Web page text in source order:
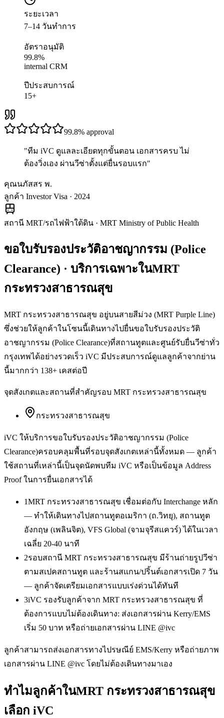
ระยะเวลา
7–14 วันทำการ
อัตราอนุมัติ
99.8%
internal CRM
ปีประสบการณ์
15+
99.8% approval
"ทีม iVC ดูแลละเอียดทุกขั้นตอน เอกสารครบ ไม่
ต้องวิ่งเอง ผ่านวีซ่าตั้งแต่ยื่นรอบแรก"
คุณนภัสสร พ.
ลูกค้า Investor Visa · 2024
สถานี MRT/รถไฟฟ้าใต้ดิน · MRT Ministry of Public Health
ขอใบรับรองประวัติอาชญากรรม (Police
Clearance) · บริการเฉพาะในMRT
กระทรวงสาธารณสุข
MRT กระทรวงสาธารณสุข อยู่บนสายสีม่วง (MRT Purple Line)
ซึ่งช่วยให้ลูกค้าในโซนนี้เดินทางไปยื่นขอใบรับรองประวัติ
อาชญากรรม (Police Clearance)ที่สถานทูตและศูนย์รับยื่นวีซ่าทั่ว
กรุงเทพได้อย่างรวดเร็ว iVC มีประสบการณ์ดูแลลูกค้าจากย่าน
นี้มากกว่า 138+ เคสต่อปี
จุดสังเกตและสถานที่สำคัญรอบ MRT กระทรวงสาธารณสุข
กระทรวงสาธารณสุข
iVC ให้บริการขอใบรับรองประวัติอาชญากรรม (Police
Clearance)ครอบคลุมพื้นที่รอบจุดสังเกตเหล่านี้ทั้งหมด — ลูกค้า
ใช้สถานที่เหล่านี้เป็นจุดนัดพบทีม iVC หรือเป็นข้อมูล Address
Proof ในการยื่นเอกสารได้
1MRT กระทรวงสาธารณสุข เชื่อมต่อกับ Interchange หลัก
— ทำให้เดินทางไปสถานทูตอเมริกา (ถ.วิทยุ), สถานทูต
อังกฤษ (เพลินจิต), VFS Global (จามจุรีสแควร์) ได้ในเวลา
เฉลี่ย 20-40 นาที
2รอบสถานี MRT กระทรวงสาธารณสุข มีร้านถ่ายรูปวีซ่า
ตามสเปคสถานทูต และร้านสแกน/ปริ้นต์เอกสารเปิด 7 วัน
— ลูกค้าจัดเตรียมเอกสารแบบเร่งด่วนได้ทันที
3iVC รองรับลูกค้าจาก MRT กระทรวงสาธารณสุข ที่
ต้องการแบบไม่ต้องเดินทาง: ส่งเอกสารผ่าน Kerry/EMS
เริ่ม 50 บาท หรือถ่ายเอกสารผ่าน LINE @ivc
ลูกค้าสามารถส่งเอกสารทางไปรษณีย์ EMS/Kerry หรือถ่ายภาพ
เอกสารผ่าน LINE @ivc โดยไม่ต้องเดินทางมาเอง
ทำไมลูกค้าในMRT กระทรวงสาธารณสุข
เลือก iVC